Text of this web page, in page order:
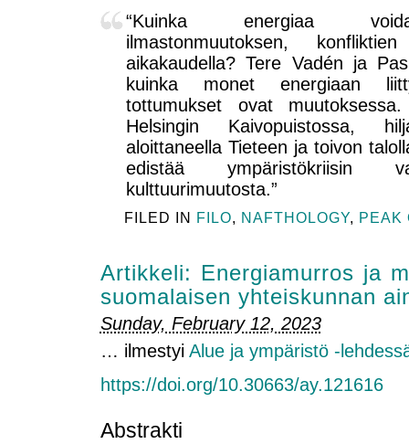
“Kuinka energiaa
ilmastonmuutoksen,
aikakaudella? Tere Vadén ja
kuinka monet energiaan
tottumukset ovat
Helsingin Kaivopuistossa,
aloittaneella Tieteen ja toivon
edistää ympäristökriisin
kulttuurimuutosta.”
FILED IN FILO, NAFTHOLOGY, PEAK
Artikkeli: Energiamurros ja
suomalaisen yhteiskunnan
Sunday, February 12, 2023
… ilmestyi Alue ja ympäristö -
https://doi.org/10.30663/ay.121616
Abstrakti